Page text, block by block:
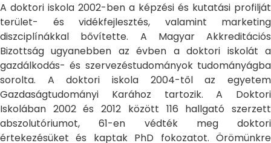
A doktori iskola 2002-ben a képzési és kutatási profilját
terület- és vidékfejlesztés, valamint marketing
diszciplínákkal bővítette. A Magyar Akkreditációs
Bizottság ugyanebben az évben a doktori iskolát a
gazdálkodás- és szervezéstudományok tudományágba
sorolta. A doktori iskola 2004-től az egyetem
Gazdaságtudományi Karához tartozik. A Doktori
Iskolában 2002 és 2012 között 116 hallgató szerzett
abszolutóriumot, 61-en védték meg doktori
értekezésüket és kaptak PhD fokozatot. Örömünkre